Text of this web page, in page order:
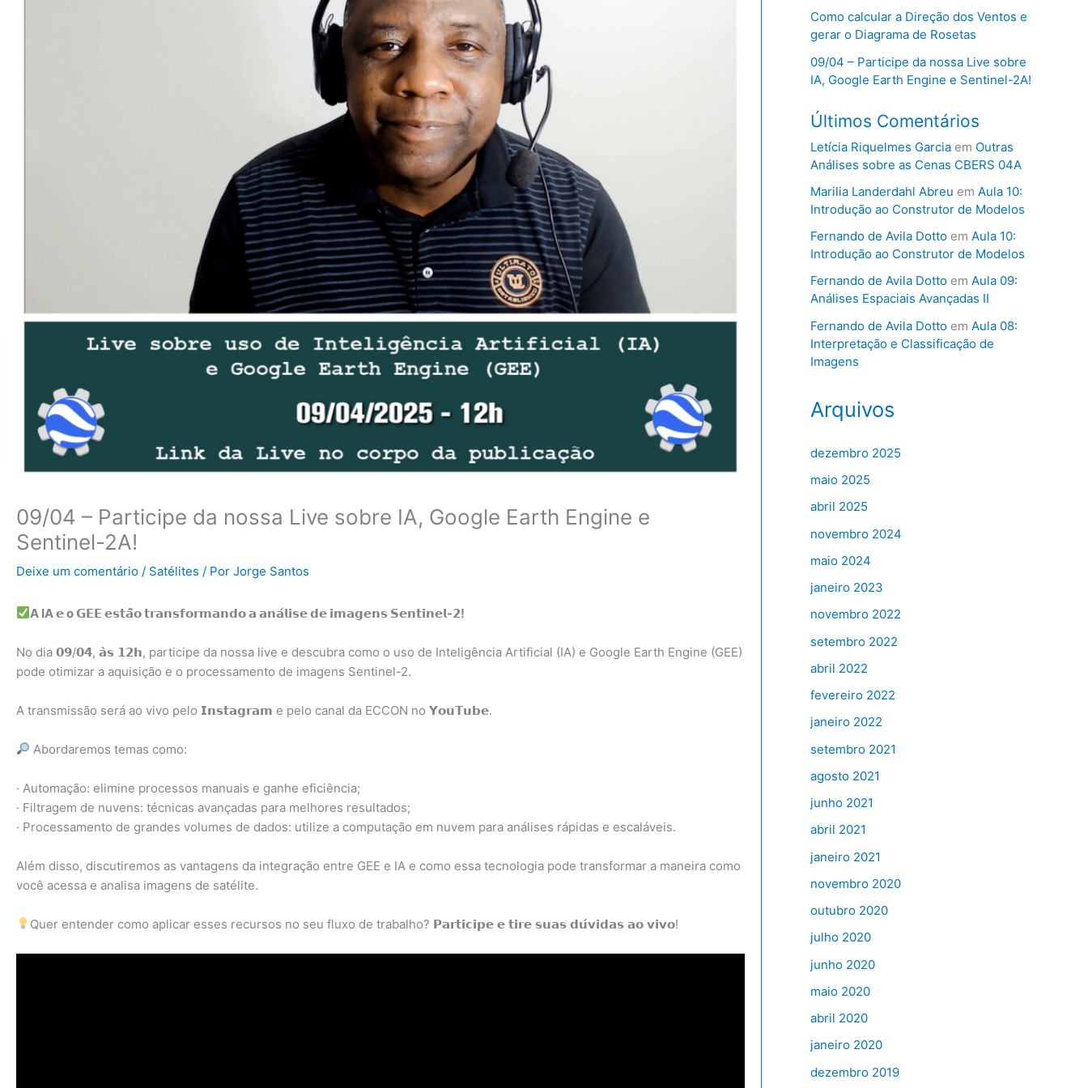
09/04 – Participe da nossa Live sobre IA, Google Earth Engine e
Sentinel-2A!
Deixe um comentário / Satélites / Por Jorge Santos
A IA 𝗲 o 𝗚𝗘𝗘 𝗲𝘀𝘁𝗮̃𝗼 𝘁𝗿𝗮𝗻𝘀𝗳𝗼𝗿𝗺𝗮𝗻𝗱𝗼 𝗮 𝗮𝗻𝗮́𝗹𝗶𝘀𝗲 𝗱𝗲 𝗶𝗺𝗮𝗴𝗲𝗻𝘀 𝗦𝗲𝗻𝘁𝗶𝗻𝗲𝗹-𝟮!
No dia 𝟬𝟵/𝟬𝟰, 𝗮̀𝘀 𝟭𝟮𝗵, participe da nossa live e descubra como o uso de Inteligência Artificial (IA) e Google Earth Engine (GEE)
pode otimizar a aquisição e o processamento de imagens Sentinel-2.
A transmissão será ao vivo pelo 𝗜𝗻𝘀𝘁𝗮𝗴𝗿𝗮𝗺 e pelo canal da ECCON no 𝗬𝗼𝘂𝗧𝘂𝗯𝗲.
Abordaremos temas como:
· Automação: elimine processos manuais e ganhe eficiência;
· Filtragem de nuvens: técnicas avançadas para melhores resultados;
· Processamento de grandes volumes de dados: utilize a computação em nuvem para análises rápidas e escaláveis.
Além disso, discutiremos as vantagens da integração entre GEE e IA e como essa tecnologia pode transformar a maneira como
você acessa e analisa imagens de satélite.
Quer entender como aplicar esses recursos no seu fluxo de trabalho? 𝗣𝗮𝗿𝘁𝗶𝗰𝗶𝗽𝗲 𝗲 𝘁𝗶𝗿𝗲 𝘀𝘂𝗮𝘀 𝗱𝘂́𝘃𝗶𝗱𝗮𝘀 𝗮𝗼 𝘃𝗶𝘃𝗼!
Como calcular a Direção dos Ventos e
gerar o Diagrama de Rosetas
09/04 – Participe da nossa Live sobre
IA, Google Earth Engine e Sentinel-2A!
Últimos Comentários
Letícia Riquelmes Garciaem Outras
Análises sobre as Cenas CBERS 04A
Marilia Landerdahl Abreu em Aula 10:
Introdução ao Construtor de Modelos
Fernando de Avila Dottoem Aula 10:
Introdução ao Construtor de Modelos
Fernando de Avila Dottoem Aula 09:
Análises Espaciais Avançadas II
Fernando de Avila Dottoem Aula 08:
Interpretação e Classificação de
Imagens
Arquivos
dezembro 2025
maio 2025
abril 2025
novembro 2024
maio 2024
janeiro 2023
novembro 2022
setembro 2022
abril 2022
fevereiro 2022
janeiro 2022
setembro 2021
agosto 2021
junho 2021
abril 2021
janeiro 2021
novembro 2020
outubro 2020
julho 2020
junho 2020
maio 2020
abril 2020
janeiro 2020
dezembro 2019